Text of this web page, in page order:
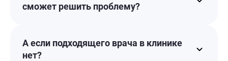
сможет решить проблему?
А если подходящего врача в клинике
нет?